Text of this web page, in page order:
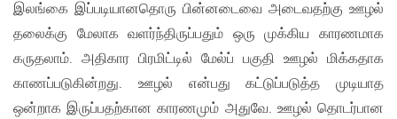
இலங்கை இப்படியானதொரு பின்னடைவை அடைவதற்கு ஊழல்
தலைக்கு மேலாக வளர்ந்திருப்பதும் ஒரு முக்கிய காரணமாக
கருதலாம். அதிகார பிரமிட்டில் மேல்ப் பகுதி ஊழல் மிக்கதாக
காணப்படுகின்றது. ஊழல் என்பது கட்டுப்படுத்த முடியாத
ஒன்றாக இருப்பதற்கான காரணமும் அதுவே. ஊழல் தொடர்பான